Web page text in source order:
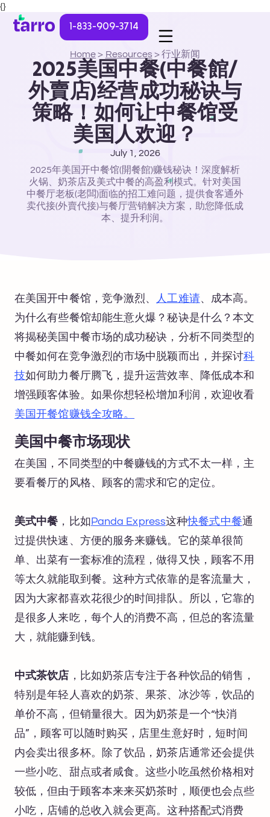
{}
1-833-909-3714
Home > Resources > 行业新闻
2025美国中餐(中餐館/
外賣店)经营成功秘诀与
策略！如何让中餐馆受
美国人欢迎？
July 1, 2026
2025年美国开中餐馆(開餐館)赚钱秘诀！深度解析
火锅、奶茶店及美式中餐的高盈利模式。针对美国
中餐厅老板(老闆)面临的招工难问题，提供食客通外
卖代接(外賣代接)与餐厅营销解决方案，助您降低成
本、提升利润。
在美国开中餐馆，竞争激烈、 人工难请、成本高。
为什么有些餐馆却能生意火爆？秘诀是什么？本文
将揭秘美国中餐市场的成功秘诀，分析不同类型的
中餐如何在竞争激烈的市场中脱颖而出，并探讨科
技如何助力餐厅腾飞，提升运营效率、降低成本和
增强顾客体验。如果你想轻松增加利润，欢迎收看
美国开餐馆赚钱全攻略。
美国中餐市场现状
在美国，不同类型的中餐赚钱的方式不太一样，主
要看餐厅的风格、顾客的需求和它的定位。
美式中餐 ，比如Panda Express这种快餐式中餐通
过提供快速、方便的服务来赚钱。它的菜单很简
单、出菜有一套标准的流程，做得又快，顾客不用
等太久就能取到餐。这种方式依靠的是客流量大，
因为大家都喜欢花很少的时间排队。所以，它靠的
是很多人来吃，每个人的消费不高，但总的客流量
大，就能赚到钱。
中式茶饮店 ，比如奶茶店专注于各种饮品的销售，
特别是年轻人喜欢的奶茶、果茶、冰沙等，饮品的
单价不高，但销量很大。因为奶茶是一个“快消
品”，顾客可以随时购买，店里生意好时，短时间
内会卖出很多杯。除了饮品，奶茶店通常还会提供
一些小吃、甜点或者咸食。这些小吃虽然价格相对
较低，但由于顾客本来来买奶茶时，顺便也会点些
小吃，店铺的总收入就会更高。这种搭配式消费